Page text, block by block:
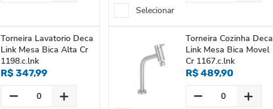
Selecionar
Torneira Lavatorio Deca
Link Mesa Bica Alta Cr
1198.c.lnk
R$ 347,99
Torneira Cozinha Deca
Link Mesa Bica Movel
Cr 1167.c.lnk
R$ 489,90